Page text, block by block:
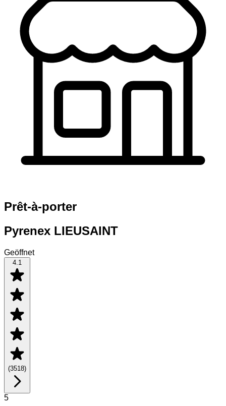
Prêt-à-porter
Pyrenex LIEUSAINT
Geöffnet
4.1
(3518)
5